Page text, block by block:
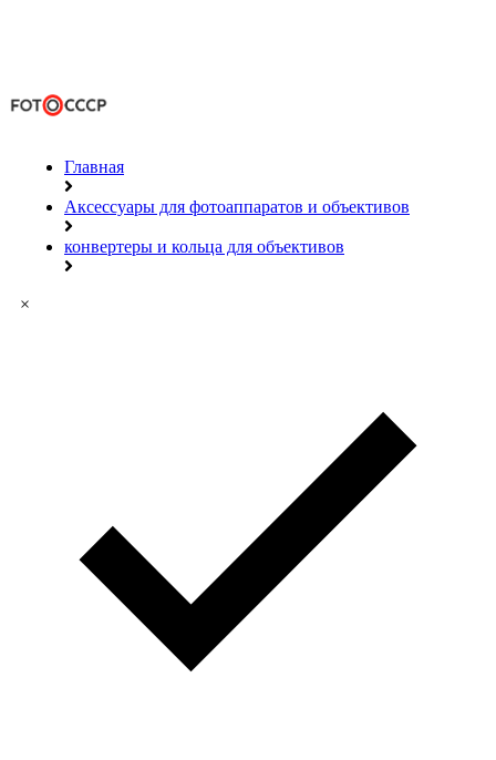
Главная
Аксессуары для фотоаппаратов и объективов
конвертеры и кольца для объективов
×